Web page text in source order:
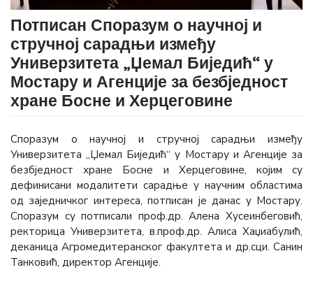
Потписан Споразум о научној и
стручној сарадњи између
Универзитета „Џемал Биједић“ у
Мостару и Агенције за безбједност
хране Босне и Херцеговине
Споразум о научној и стручној сарадњи између
Универзитета „Џемал Биједић“ у Мостару и Агенције за
безбједност хране Босне и Херцеговине, којим су
дефинисани модалитети сарадње у научним областима
од заједничког интереса, потписан је данас у Мостару.
Споразум су потписали проф.др. Алена Хусеинбеговић,
ректорица Универзитета, в.проф.др. Алиса Хаџиабулић,
деканица Агромедитеранског факултета и др.сци. Санин
Танковић, директор Агенције.